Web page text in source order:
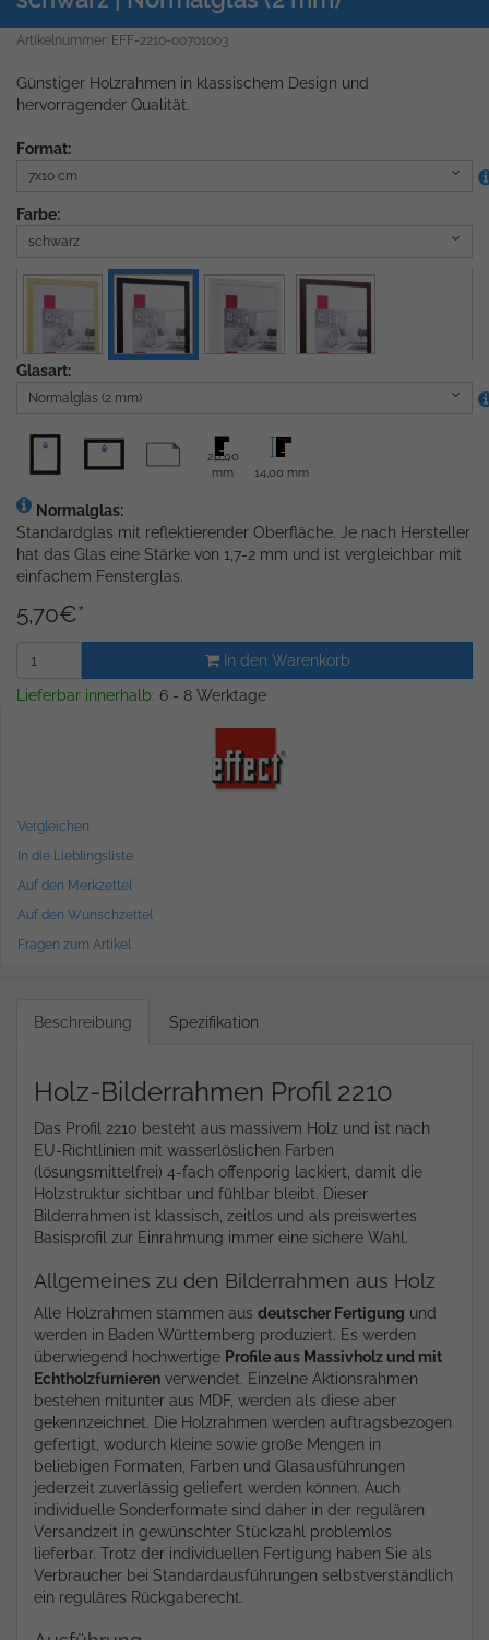
Artikelnummer: EFF-2210-00701003
Günstiger Holzrahmen in klassischem Design und
hervorragender Qualität.
Format:
7x10 cm
Farbe:
schwarz
Glasart:
Normalglas (2 mm)
20,00
mm
14,00 mm
Normalglas:
Standardglas mit reflektierender Oberfläche. Je nach Hersteller
hat das Glas eine Stärke von 1,7-2 mm und ist vergleichbar mit
einfachem Fensterglas.
5,70€*
In den Warenkorb
Lieferbar innerhalb: 6 - 8 Werktage
Vergleichen
In die Lieblingsliste
Auf den Merkzettel
Auf den Wunschzettel
Fragen zum Artikel
Beschreibung Spezifikation
Holz-Bilderrahmen Profil 2210
Das Profil 2210 besteht aus massivem Holz und ist nach
EU-Richtlinien mit wasserlöslichen Farben
(lösungsmittelfrei) 4-fach offenporig lackiert, damit die
Holzstruktur sichtbar und fühlbar bleibt. Dieser
Bilderrahmen ist klassisch, zeitlos und als preiswertes
Basisprofil zur Einrahmung immer eine sichere Wahl.
Allgemeines zu den Bilderrahmen aus Holz
Alle Holzrahmen stammen aus deutscher Fertigung und
werden in Baden Württemberg produziert. Es werden
überwiegend hochwertige Profile aus Massivholz und mit
Echtholzfurnieren verwendet. Einzelne Aktionsrahmen
bestehen mitunter aus MDF, werden als diese aber
gekennzeichnet. Die Holzrahmen werden auftragsbezogen
gefertigt, wodurch kleine sowie große Mengen in
beliebigen Formaten, Farben und Glasausführungen
jederzeit zuverlässig geliefert werden können. Auch
individuelle Sonderformate sind daher in der regulären
Versandzeit in gewünschter Stückzahl problemlos
lieferbar. Trotz der individuellen Fertigung haben Sie als
Verbraucher bei Standardausführungen selbstverständlich
ein reguläres Rückgaberecht.